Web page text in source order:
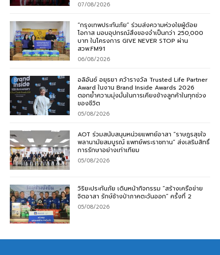
07/08/2026
“กรุงเทพประกันภัย” ร่วมส่งความห่วงใยผู้ด้อย
โอกาส มอบอุปกรณ์สิ่งของจำเป็นกว่า 250,000
บาท ในโครงการ GIVE NEVER STOP ผ่าน
สวพ.FM91
06/08/2026
อลิอันซ์ อยุธยา คว้ารางวัล Trusted Life Partner
Award ในงาน Brand Inside Awards 2026
ตอกย้ำความมุ่งมั่นในการเคียงข้างลูกค้าในทุกช่วง
ของชีวิต
05/08/2026
AOT ร่วมสนับสนุนหน่วยแพทย์อาสา “ราษฎรสุขใจ
พลานามัยสมบูรณ์ แพทย์พระราชทาน” ส่งเสริมสิทธิ์
การรักษาอย่างเท่าเทียม
05/08/2026
วิริยะประกันภัย เดินหน้ากิจกรรม “สร้างเครือข่าย
จิตอาสา รักษ์ช้างป่าภาคตะวันออก” ครั้งที่ 2
05/08/2026